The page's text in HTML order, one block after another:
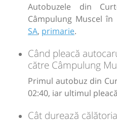
Autobuzele din
Câmpulung Muscel în
SA, primarie.
Când pleacă
către Câmpulung
Primul autobuz din
02:40, iar ultimul
Cât durează